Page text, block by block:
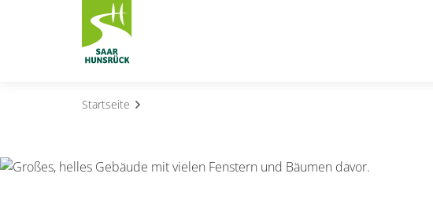
Zum Hauptinhalt springen
Startseite